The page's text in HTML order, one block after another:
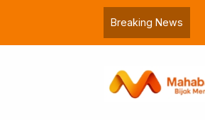
Breaking News